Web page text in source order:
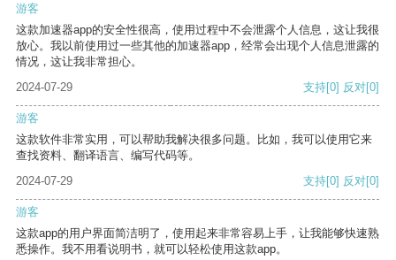
游客
这款加速器app的安全性很高，使用过程中不会泄露个人信息，这让我很
放心。我以前使用过一些其他的加速器app，经常会出现个人信息泄露的
情况，这让我非常担心。
2024-07-29
支持[0] 反对[0]
游客
这款软件非常实用，可以帮助我解决很多问题。比如，我可以使用它来
查找资料、翻译语言、编写代码等。
2024-07-29
支持[0] 反对[0]
游客
这款app的用户界面简洁明了，使用起来非常容易上手，让我能够快速熟
悉操作。我不用看说明书，就可以轻松使用这款app。